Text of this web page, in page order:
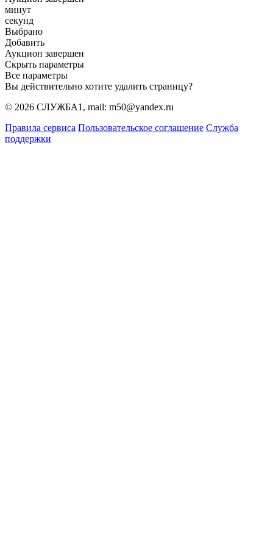
минут
секунд
Выбрано
Добавить
Аукцион завершен
Скрыть параметры
Все параметры
Вы действительно хотите удалить страницу?
© 2026 СЛУЖБА1, mail: m50@yandex.ru
Правила сервиса Пользовательское соглашение Служба
поддержки